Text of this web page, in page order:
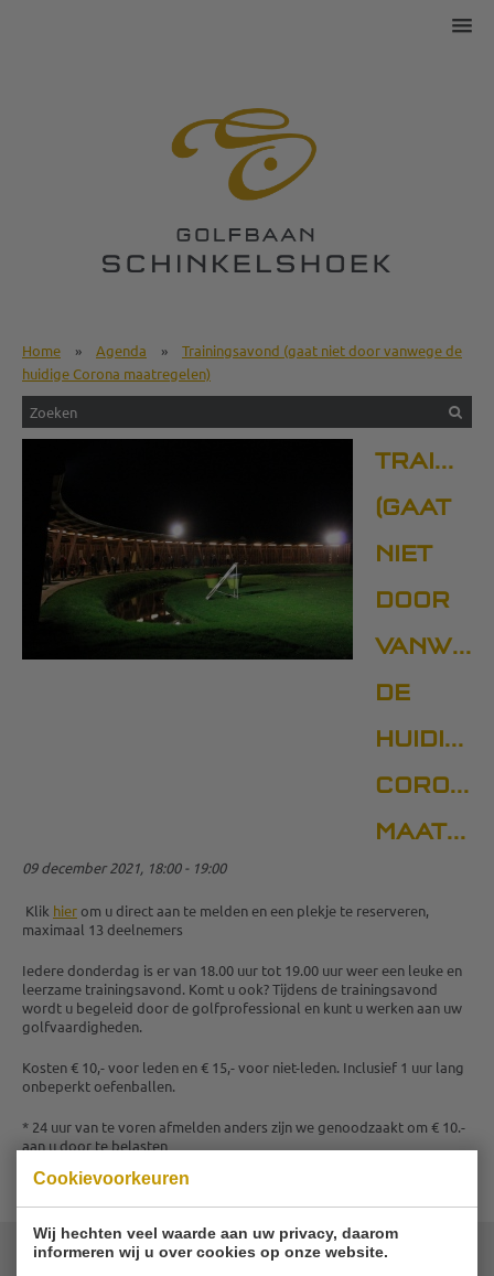
Cookievoorkeuren
Wij hechten veel waarde aan uw privacy, daarom
informeren wij u over cookies op onze website.
Home » Agenda »
Trainingsavond (gaat niet door vanwege de
huidige Corona maatregelen)
(GAAT
NIET
DOOR
DE
HUIDIGE
CORONA
MAATREGELEN)
09 december 2021, 18:00 - 19:00
Klik hierom u direct aan te melden en een plekje te reserveren,
maximaal 13 deelnemers
Iedere donderdag is er van 18.00 uur tot 19.00 uur weer een leuke en
leerzame trainingsavond. Komt u ook? Tijdens de trainingsavond
wordt u begeleid door de golfprofessional en kunt u werken aan uw
golfvaardigheden.
Kosten € 10,- voor leden en € 15,- voor niet-leden. Inclusief 1 uur lang
onbeperkt oefenballen.
* 24 uur van te voren afmelden anders zijn we genoodzaakt om € 10.-
aan u door te belasten